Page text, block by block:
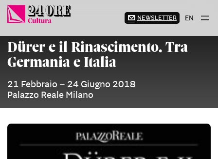
Vai
contenuto
NEWSLETTER EN
Dürer e il Rinascimento. Tra
Germania e Italia
21 Febbraio – 24 Giugno 2018
Palazzo Reale Milano